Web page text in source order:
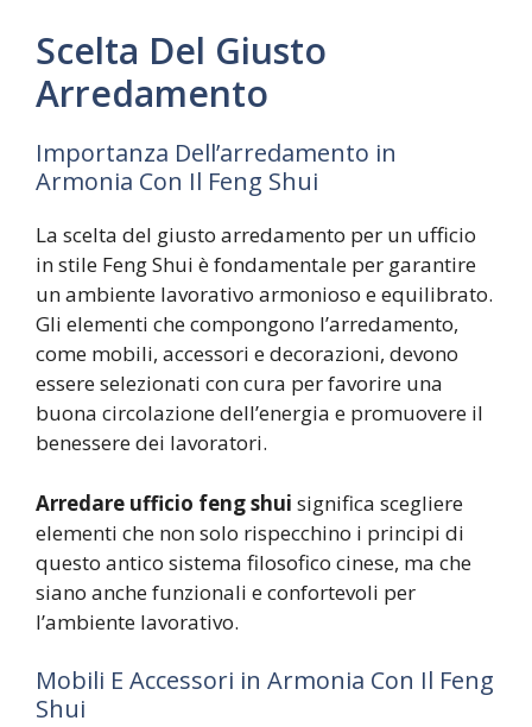
Scelta Del Giusto
Arredamento
Importanza Dell’arredamento in
Armonia Con Il Feng Shui
La scelta del giusto arredamento per un ufficio
in stile Feng Shui è fondamentale per garantire
un ambiente lavorativo armonioso e equilibrato.
Gli elementi che compongono l’arredamento,
come mobili, accessori e decorazioni, devono
essere selezionati con cura per favorire una
buona circolazione dell’energia e promuovere il
benessere dei lavoratori.
Arredare ufficio feng shui significa scegliere
elementi che non solo rispecchino i principi di
questo antico sistema filosofico cinese, ma che
siano anche funzionali e confortevoli per
l’ambiente lavorativo.
Mobili E Accessori in Armonia Con Il Feng
Shui